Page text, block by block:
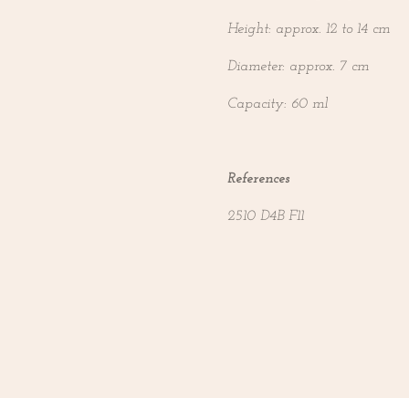
Height: approx. 12 to 14 cm
Diameter: approx. 7 cm
Capacity: 60 ml
References
2510 D4B F11